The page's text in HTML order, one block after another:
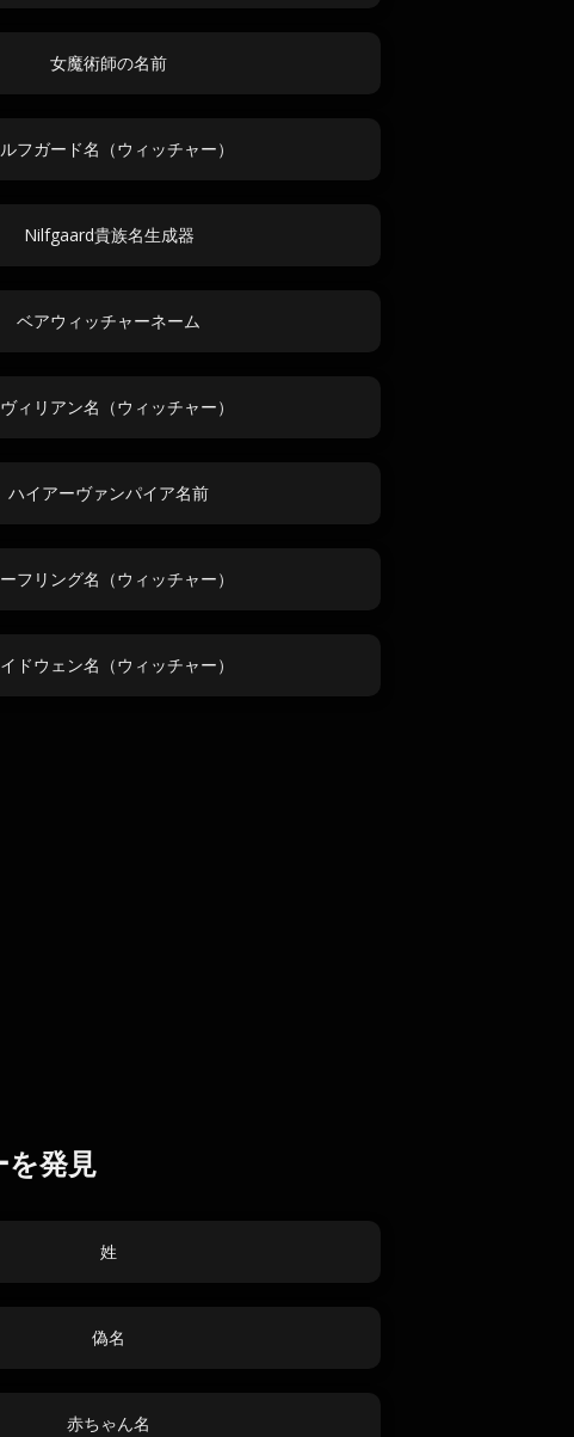
女魔術師の名前
フガード名（ウィッチャー）
Nilfgaard貴族名生成器
ベアウィッチャーネーム
ィリアン名（ウィッチャー）
ハイアーヴァンパイア名前
フリング名（ウィッチャー）
ドウェン名（ウィッチャー）
を発見
姓
偽名
赤ちゃん名